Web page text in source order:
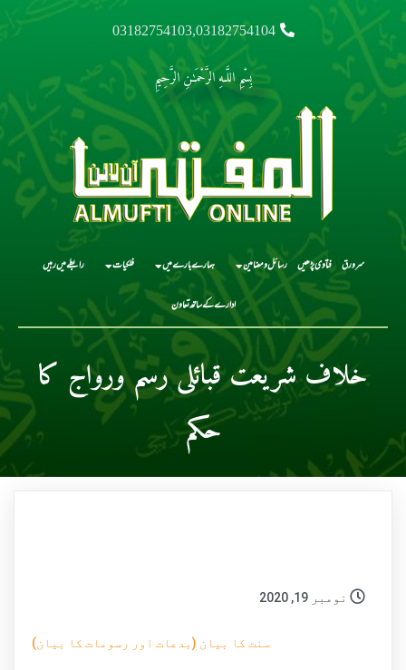
03182754103,03182754104
بِسْمِ اللَّـهِ الرَّحْمَـٰنِ الرَّحِيمِ
سرورق فتاوی پڑھیں رسائل و مضامین ہمارے بارے میں فلکیات رابطے میں رہیں
ادارے کے ساتھ تعاون
خلاف شریعت قبائلی رسم ورواج کا
حکم
نومبر 19, 2020
سنت کا بیان (بدعات اور رسومات کا بیان)